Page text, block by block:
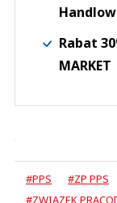
Rabat
MARKET
#PPS
#ZP PPS
#ZWIĄZEK